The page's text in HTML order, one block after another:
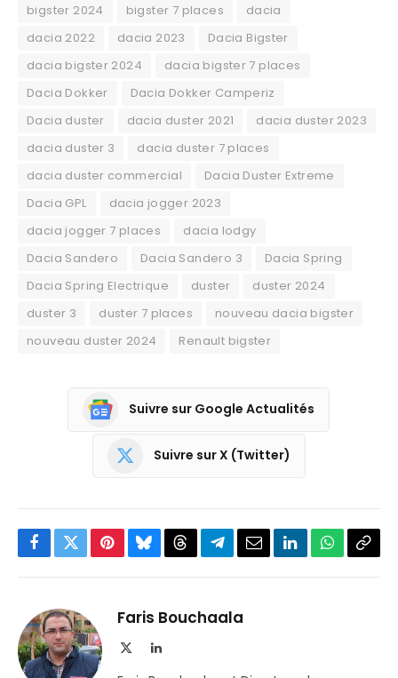
bigster 2024 bigster 7 places
dacia
dacia 2022
dacia 2023
Dacia Bigster
dacia bigster 2024
dacia bigster 7 places
Dacia Dokker
Dacia Dokker Camperiz
Dacia duster
dacia duster 2021
dacia duster 2023
dacia duster 3
dacia duster 7 places
dacia duster commercial
Dacia Duster Extreme
Dacia GPL
dacia jogger 2023
dacia jogger 7 places
dacia lodgy
Dacia Sandero
Dacia Sandero 3
Dacia Spring
Dacia Spring Electrique
duster
duster 2024
duster 3
duster 7 places
nouveau dacia bigster
nouveau duster 2024
Renault bigster
Suivre sur Google Actualités
Suivre sur X (Twitter)
Facebook
TwitterPinterestBlueskyThreadsPartager
Telegram
EmailLinkedInWhatsApp
Faris Bouchaala
LinkedIn